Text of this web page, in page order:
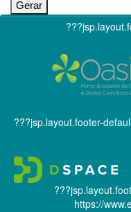
???jsp.layout.footer-
https://